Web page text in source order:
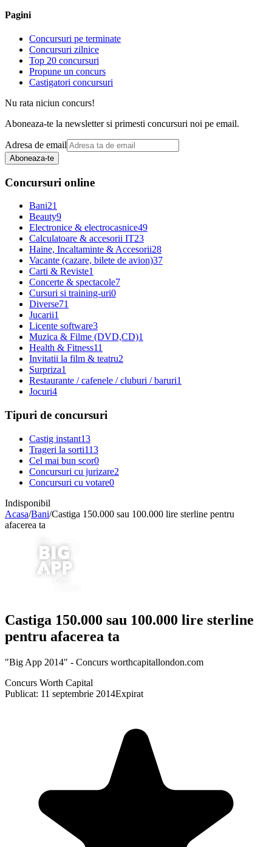
Pagini
Concursuri pe terminate
Concursuri zilnice
Top 20 concursuri
Propune un concurs
Castigatori concursuri
Nu rata niciun concurs!
Aboneaza-te la newsletter si primesti concursuri noi pe email.
Adresa de email
Aboneaza-te
Concursuri online
Bani21
Beauty9
Electronice & electrocasnice49
Calculatoare & accesorii IT23
Haine, Incaltaminte & Accesorii28
Vacante (cazare, bilete de avion)37
Carti & Reviste1
Concerte & spectacole7
Cursuri si training-uri0
Diverse71
Jucarii1
Licente software3
Muzica & Filme (DVD,CD)1
Health & Fitness11
Invitatii la film & teatru2
Surpriza1
Restaurante / cafenele / cluburi / baruri1
Jocuri4
Tipuri de concursuri
Castig instant13
Trageri la sorti113
Cel mai bun scor0
Concursuri cu jurizare2
Concursuri cu votare0
Indisponibil
Acasa/Bani/Castiga 150.000 sau 100.000 lire sterline pentru
afacerea ta
Castiga 150.000 sau 100.000 lire sterline
pentru afacerea ta
"Big App 2014" - Concurs worthcapitallondon.com
Concurs Worth Capital
Publicat: 11 septembrie 2014Expirat